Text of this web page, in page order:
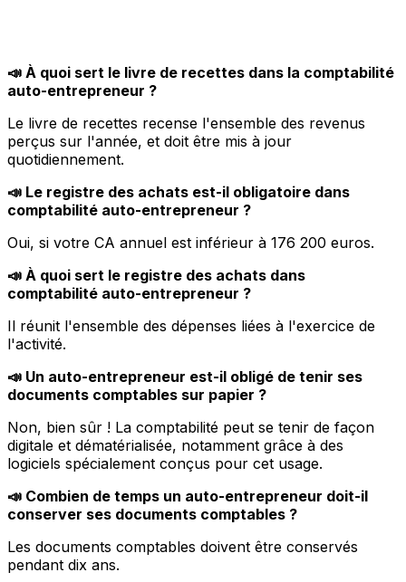
📣 À quoi sert le livre de recettes dans la comptabilité
auto-entrepreneur ?
Le livre de recettes recense l'ensemble des revenus
perçus sur l'année, et doit être mis à jour
quotidiennement.
📣 Le registre des achats est-il obligatoire dans
comptabilité auto-entrepreneur ?
Oui, si votre CA annuel est inférieur à 176 200 euros.
📣 À quoi sert le registre des achats dans
comptabilité auto-entrepreneur ?
Il réunit l'ensemble des dépenses liées à l'exercice de
l'activité.
📣 Un auto-entrepreneur est-il obligé de tenir ses
documents comptables sur papier ?
Non, bien sûr ! La comptabilité peut se tenir de façon
digitale et dématérialisée, notamment grâce à des
logiciels spécialement conçus pour cet usage.
📣 Combien de temps un auto-entrepreneur doit-il
conserver ses documents comptables ?
Les documents comptables doivent être conservés
pendant dix ans.